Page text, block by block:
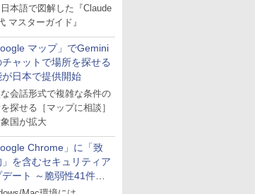
本語で図解した『Claude
マスターガイド』
マップ」でGemini
チャットで場所を探せる
が日本で提供開始
会話形式で複雑な条件の
探せる［マップに相談］
国が拡大
Chrome」に「致
を含むセキュリティア
デート ～脆弱性41件に